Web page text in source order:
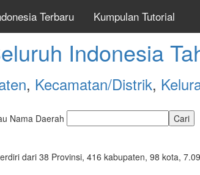
Terbaru Kumpulan Tutorial
Indonesia
, Kecamatan/Distrik,
Nama Daerah
dari 38 Provinsi, 416 kabupaten, 98 kota,